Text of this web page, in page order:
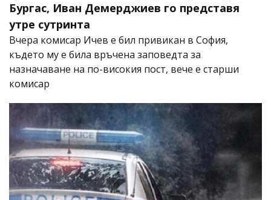
Бургас, Иван Демерджиев го представя
утре сутринта
Вчера комисар Ичев е бил привикан в София,
където му е била връчена заповедта за
назначаване на по-високия пост, вече е старши
комисар